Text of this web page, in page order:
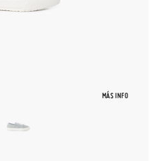
MÁS INFO